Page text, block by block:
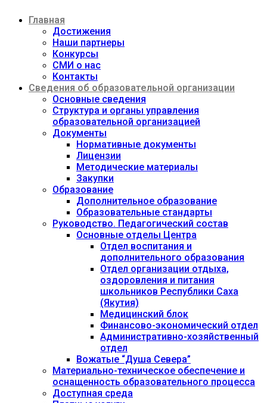
содержимому
Главная
Достижения
Наши партнеры
Конкурсы
СМИ о нас
Контакты
Сведения об образовательной организации
Основные сведения
Структура и органы управления
образовательной организацией
Документы
Нормативные документы
Лицензии
Методические материалы
Закупки
Образование
Дополнительное образование
Образовательные стандарты
Руководство. Педагогический состав
Основные отделы Центра
Отдел воспитания и
дополнительного образования
Отдел организации отдыха,
оздоровления и питания
школьников Республики Саха
(Якутия)
Медицинский блок
Финансово-экономический отдел
Административно-хозяйственный
отдел
Вожатые “Душа Севера”
Материально-техническое обеспечение и
оснащенность образовательного процесса
Доступная среда